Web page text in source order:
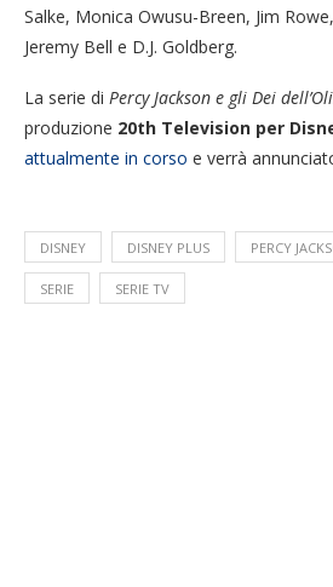
Salke, Monica Owusu-Breen, Jim
Jeremy Bell e D.J. Goldberg.
La serie di Percy Jackson e gli Dei
produzione 20th Television per
attualmente in corso e verrà
DISNEY DISNEY PLUS PERCY
SERIE SERIE TV